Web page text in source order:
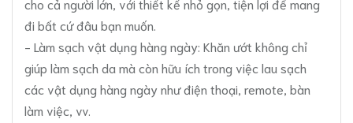
cho cả người lớn, với thiết kế nhỏ gọn, tiện lợi để mang
đi bất cứ đâu bạn muốn.
- Làm sạch vật dụng hàng ngày: Khăn ướt không chỉ
giúp làm sạch da mà còn hữu ích trong việc lau sạch
các vật dụng hàng ngày như điện thoại, remote, bàn
làm việc, vv.